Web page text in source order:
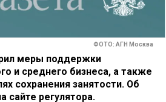
ФОТО: АГН Москва
меры поддержки
и среднего бизнеса, а также
сохранения занятости. Об
сайте регулятора.